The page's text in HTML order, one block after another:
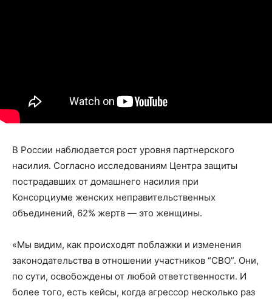
В России наблюдается рост уровня партнерского
насилия. Согласно исследованиям Центра защиты
пострадавших от домашнего насилия при
Консорциуме женских неправительственных
объединений, 62% жертв — это женщины.
«Мы видим, как происходят поблажки и изменения
законодательства в отношении участников “СВО”. Они,
по сути, освобождены от любой ответственности. И
более того, есть кейсы, когда агрессор несколько раз